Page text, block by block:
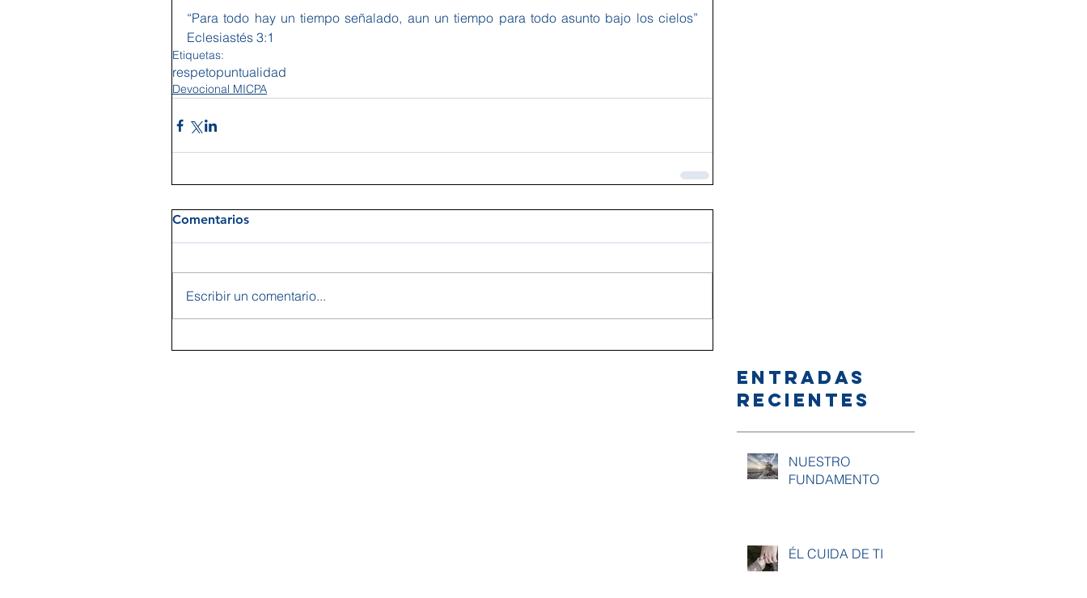
“Para todo hay un tiempo señalado, aun un tiempo para todo asunto bajo los cielos”
Eclesiastés 3:1
Etiquetas:
respetopuntualidad
Devocional MICPA
Comentarios
Escribir un comentario...
Entradas
recientes
NUESTRO
FUNDAMENTO
ÉL CUIDA DE TI